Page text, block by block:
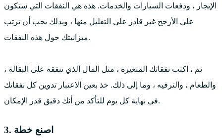
الإيجار ، ودفعات السيارات والخدمات. هذه هي النفقات التي ستكون
على الأرجح غير قادر على التقليل منها ، وبذلك يجب أن ترتب
ميزانيتك حول هذه النفقات.
ثم ، اكتب نفقاتك المتغيرة ، مثل المال الذي تنفقه على البقالة ،
والطعام ، والترفيه ، وما إلى ذلك. خذ بعين الاعتبار تدوين كل نفقاتك
في نهاية كل يوم للتأكد من أنك دقيق قدر الإمكان.
3. اصنع خطة